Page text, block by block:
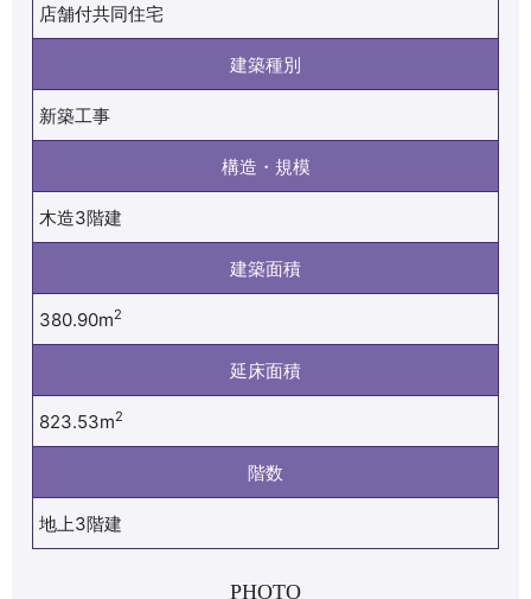
店舗付共同住宅
建築種別
新築工事
構造・規模
木造3階建
建築面積
380.90m2
延床面積
823.53m2
階数
地上3階建
PHOTO